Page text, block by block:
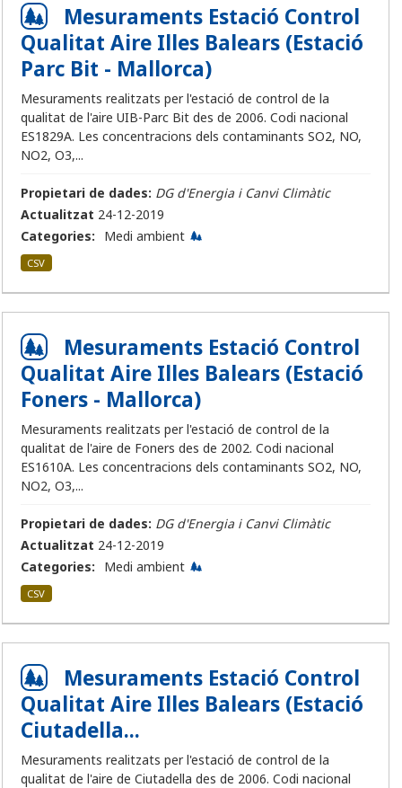
Mesuraments Estació Control
Qualitat Aire Illes Balears (Estació
Parc Bit - Mallorca)
Mesuraments realitzats per l'estació de control de la
qualitat de l'aire UIB-Parc Bit des de 2006. Codi nacional
ES1829A. Les concentracions dels contaminants SO2, NO,
NO2, O3,...
Propietari de dades: DG d'Energia i Canvi Climàtic
Actualitzat 24-12-2019
Categories:
Medi ambient
CSV
Mesuraments Estació Control
Qualitat Aire Illes Balears (Estació
Foners - Mallorca)
Mesuraments realitzats per l'estació de control de la
qualitat de l'aire de Foners des de 2002. Codi nacional
ES1610A. Les concentracions dels contaminants SO2, NO,
NO2, O3,...
Propietari de dades: DG d'Energia i Canvi Climàtic
Actualitzat 24-12-2019
Categories:
Medi ambient
CSV
Mesuraments Estació Control
Qualitat Aire Illes Balears (Estació
Ciutadella...
Mesuraments realitzats per l'estació de control de la
qualitat de l'aire de Ciutadella des de 2006. Codi nacional